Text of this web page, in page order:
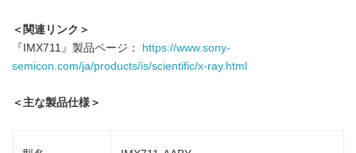
＜関連リンク＞
『IMX711』製品ページ：
https://www.sony-
semicon.com/ja/products/is/scientific/x-ray.html
＜主な製品仕様＞